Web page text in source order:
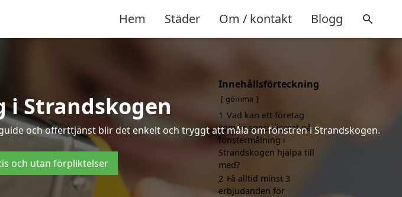
Hem Städer Om / kontakt Blogg
i Strandskogen
och offerttjänst blir det enkelt och tryggt att måla om fönstren i Strandskogen.
och utan förpliktelser
Innehållsförteckning
gömma
1 Vad kan ett företag
som är specialiserat på
fönstermålning i
Strandskogen hjälpa till
med?
2 Få alltid minst 3
erbjudanden för